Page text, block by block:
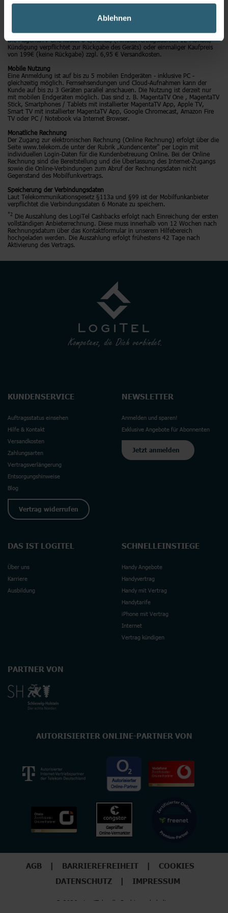
Ablehnen
Programmen, davon 160 in HD Qualität, und über 35.000 Film-, Serien-, und
Tage Replay und Restart. Mindestlaufzeit 24 Monate.
MagentaTV One
Die MagentaTV One kostet 6 €/Monat, (Mindestvertragslaufzeit 12 Monate,
Kündigung verpflichtet zur Rückgabe des Geräts) oder einmaliger Kaufpreis
von 199€ (keine Rückgabe) zzgl. 6,95 € Versandkosten.
Mobile Nutzung
Eine Anmeldung ist auf bis zu 5 mobilen Endgeräten - inklusive PC -
gleichzeitig möglich. Fernsehsendungen und Cloud-Aufnahmen kann der
Kunde auf bis zu 3 Geräten parallel anschauen. Die Nutzung ist derzeit nur
mit mobilen Endgeräten möglich. Das sind z. B. MagentaTV One , MagentaTV
Stick, Smartphones / Tablets mit installierter MagentaTV App, Apple TV,
Smart TV mit installierter MagentaTV App, Google Chromecast, Amazon Fire
TV oder PC / Notebook via Internet Browser.
Monatliche Rechnung
Der Zugang zur elektronischen Rechnung (Online Rechnung) erfolgt über die
Seite www.telekom.de unter der Rubrik „Kundencenter“ per Login mit
individuellen Login-Daten für die Kundenbetreuung Online. Bei der Online
Rechnung sind die Bereitstellung und die Überlassung des Internet-Zugangs
sowie die Online-Verbindungen zum Abruf der Rechnungsdaten nicht
Gegenstand des Mobilfunkvertrags.
Speicherung der Verbindungsdaten
Laut Telekommunikationsgesetz §113a und §99 ist der Mobilfunkanbieter
verpflichtet die Verbindungsdaten 6 Monate zu speichern.
*2 Die Auszahlung des LogiTel Cashbacks erfolgt nach Einreichung der ersten
vollständigen Anbieterrechnung. Diese muss innerhalb von 12 Wochen nach
Rechnungsdatum über das Kontaktformular in unserem Hilfebereich
hochgeladen werden. Die Auszahlung erfolgt frühestens 42 Tage nach
Aktivierung des Vertrags.
KUNDENSERVICE
Auftragsstatus einsehen
Hilfe & Kontakt
Versandkosten
Zahlungsarten
Vertragsverlängerung
Entsorgungshinweise
Blog
Vertrag widerrufen
NEWSLETTER
Anmelden und sparen!
Exklusive Angebote für Abonnenten
Jetzt anmelden
DAS IST LOGITEL
Über uns
Karriere
Ausbildung
SCHNELLEINSTIEGE
Handy Angebote
Handyvertrag
Handy mit Vertrag
Handytarife
iPhone mit Vertrag
Internet
Vertrag kündigen
PARTNER VON
AUTORISIERTER ONLINE-PARTNER VON
AGB BARRIEREFREIHEIT
COOKIES
DATENSCHUTZ
IMPRESSUM
© 2026 - LogiTel - alle Rechte vorbehalten